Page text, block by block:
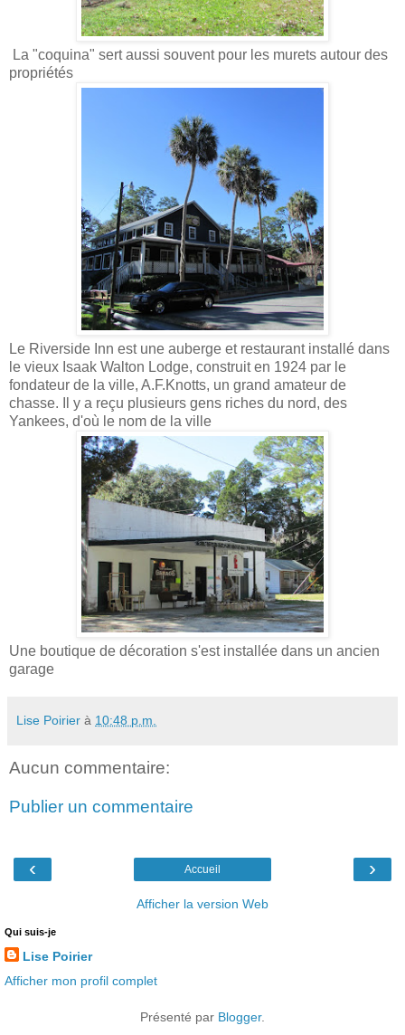
La "coquina" sert aussi souvent pour les murets autour des
propriétés
Le Riverside Inn est une auberge et restaurant installé dans
le vieux Isaak Walton Lodge, construit en 1924 par le
fondateur de la ville, A.F.Knotts, un grand amateur de
chasse. Il y a reçu plusieurs gens riches du nord, des
Yankees, d'où le nom de la ville
Une boutique de décoration s'est installée dans un ancien
garage
Lise Poirier à 10:48 p.m.
Aucun commentaire:
Publier un commentaire
‹ ›
Accueil
Afficher la version Web
Qui suis-je
Lise Poirier
Afficher mon profil complet
Présenté par Blogger.